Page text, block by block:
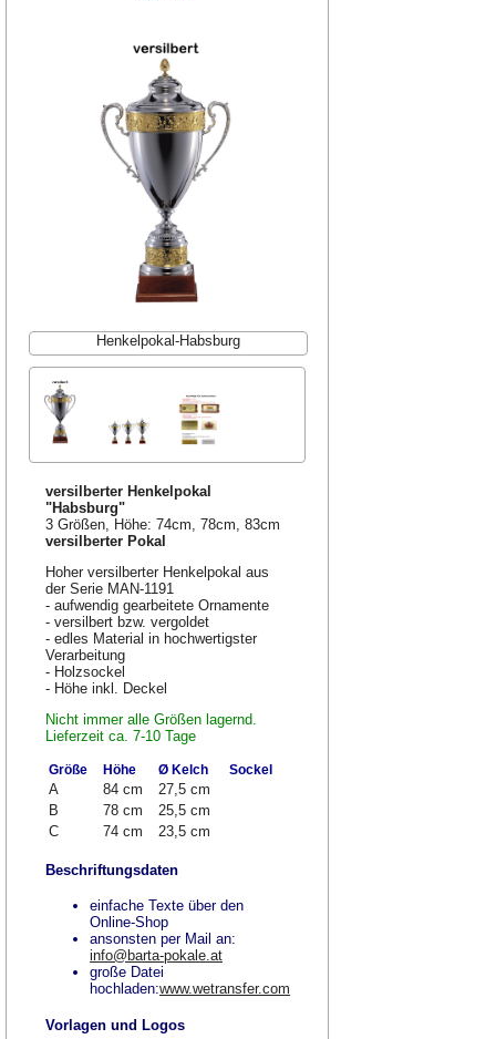
Henkelpokal-Habsburg
versilberter Henkelpokal
"Habsburg"
3 Größen, Höhe: 74cm, 78cm, 83cm
versilberter Pokal
Hoher versilberter Henkelpokal aus
der Serie MAN-1191
- aufwendig gearbeitete Ornamente
- versilbert bzw. vergoldet
- edles Material in hochwertigster
Verarbeitung
- Holzsockel
- Höhe inkl. Deckel
Nicht immer alle Größen lagernd.
Lieferzeit ca. 7-10 Tage
Größe Höhe Ø Kelch Sockel
A 84 cm
27,5 cm
B
78 cm
25,5 cm
C
74 cm 23,5 cm
Beschriftungsdaten
einfache Texte über den
Online-Shop
ansonsten per Mail an:
info@barta-pokale.at
große Datei
hochladen:www.wetransfer.com
Vorlagen und Logos